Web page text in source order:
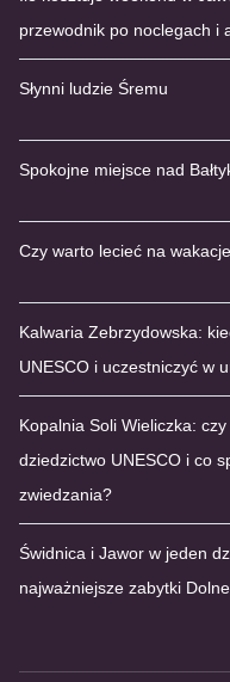
przewodnik po noclegach i
Słynni ludzie Śremu
Spokojne miejsce nad
Czy warto lecieć na
Kalwaria Zebrzydowska:
UNESCO i uczestniczyć w
Kopalnia Soli Wieliczka:
dziedzictwo UNESCO i co
zwiedzania?
Świdnica i Jawor w jeden
najważniejsze zabytki